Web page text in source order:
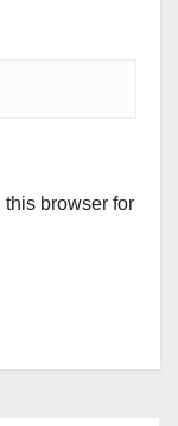
browser for